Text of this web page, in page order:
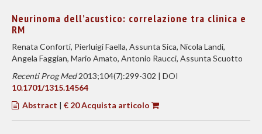
Neurinoma dell’acustico: correlazione tra clinica e
RM
Renata Conforti, Pierluigi Faella, Assunta Sica, Nicola Landi,
Angela Faggian, Mario Amato, Antonio Raucci, Assunta Scuotto
Recenti Prog Med2013;104(7):299-302 | DOI
10.1701/1315.14564
Abstract | € 20 Acquista articolo